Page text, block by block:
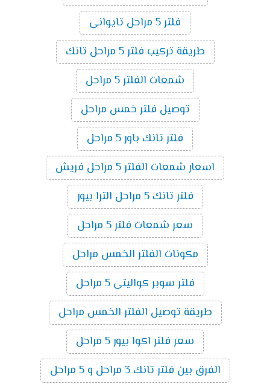
فلتر 5 مراحل تايوانى
طريقة تركيب فلتر 5 مراحل تانك
شمعات الفلتر 5 مراحل
توصيل فلتر خمس مراحل
فلتر تانك باور 5 مراحل
اسعار شمعات الفلتر 5 مراحل فريش
فلتر تانك 5 مراحل الترا بيور
سعر شمعات فلتر 5 مراحل
مكونات الفلتر الخمس مراحل
فلتر سوبر كواليتى 5 مراحل
طريقة توصيل الفلتر الخمس مراحل
سعر فلتر اكوا بيور 5 مراحل
الفرق بين فلتر تانك 3 مراحل و 5 مراحل